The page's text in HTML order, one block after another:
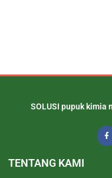
SOLUSI pupuk kimia
TENTANG KAMI